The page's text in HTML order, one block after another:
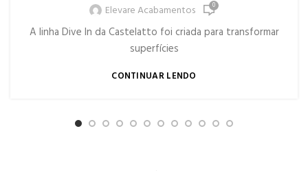
Elevare Acabamentos
0
A linha Dive In da Castelatto foi criada para transformar
superfícies
CONTINUAR LENDO